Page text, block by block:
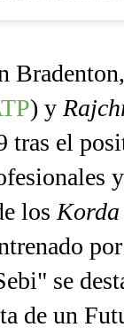
) y
tras el
los Korda
se
de un